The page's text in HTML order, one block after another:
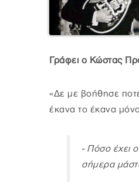
Γράφει ο Κώστας
«Δε με βοήθησε
έκανα το έκανα
- Πόσο έχει
σήμερα